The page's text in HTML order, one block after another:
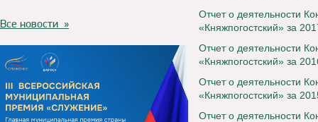
Все новости »
Отчет о деятельности
«Княжпогостский» за
Отчет о деятельности
«Княжпогостский» за
Отчет о деятельности
«Княжпогостский» за
Отчет о деятельности